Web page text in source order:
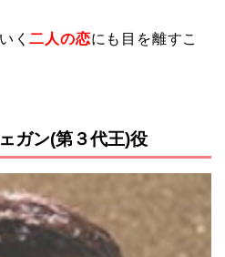
く二人の恋にも目を離すこ
ガン(第３代王)役